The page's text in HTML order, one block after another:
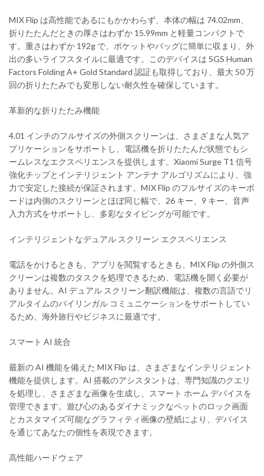
MIX Flip は高性能であるにもかかわらず、本体の幅は 74.02mm、
折りたたんだときの厚さはわずか 15.99mm と軽量コンパクトで
す。重さはわずか 192g で、ポケットやバッグに簡単に収まり、外
出の多いライフスタイルに最適です。このデバイスは SGS Human
Factors Folding A+ Gold Standard 認証も取得しており、最大 50 万
回の折りたたみでも変形しない耐久性を確保しています。
革新的な折りたたみ機能
4.01 インチのフルサイズの外側スクリーンは、さまざまな人気ア
プリケーションをサポートし、電話機を折りたたんだ状態でもシ
ームレスなエクスペリエンスを提供します。Xiaomi Surge T1 信号
強化チップとインテリジェント アンテナ アルゴリズムにより、強
力で安定した接続が保証されます。MIX Flip のフルサイズのキーボ
ードは内側のスクリーンとほぼ同じ幅で、26 キー、9 キー、音声
入力方式をサポートし、多彩なタイピングが可能です。
インテリジェントなデュアル スクリーン エクスペリエンス
電話をかけるときも、アプリを閲覧するときも、MIX Flip の外側ス
クリーンは複数のタスクを処理できるため、電話機を開く必要が
ありません。AI デュアル スクリーン翻訳機能は、複数の言語でリ
アルタイムのバイリンガル コミュニケーションをサポートしてい
るため、海外旅行やビジネスに最適です。
スマート AI 統合
最新の AI 機能を備えた MIX Flip は、さまざまなインテリジェント
機能を提供します。AI 搭載のアシスタントは、専門知識のクエリ
を処理し、さまざまな画像を生成し、スマート ホーム デバイスを
管理できます。遊び心のあるダイナミックなペットのロック画面
とカスタマイズ可能なグラフィティ画像の壁紙により、デバイス
を通じてあなたの個性を表現できます。
高性能ハードウェア